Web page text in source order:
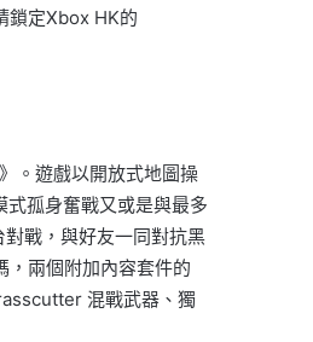
鎖定Xbox HK的
。遊戲以開放式地圖操
孤身奮戰又或是與最多
戰，與好友一同對抗黑
兩個附加內容套件的
混戰武器、獨